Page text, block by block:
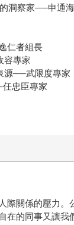
洞察家──申通
仁者組長
容專家
源──武限度專家
忠臣專家
際關係的壓力。
在的同事又讓我